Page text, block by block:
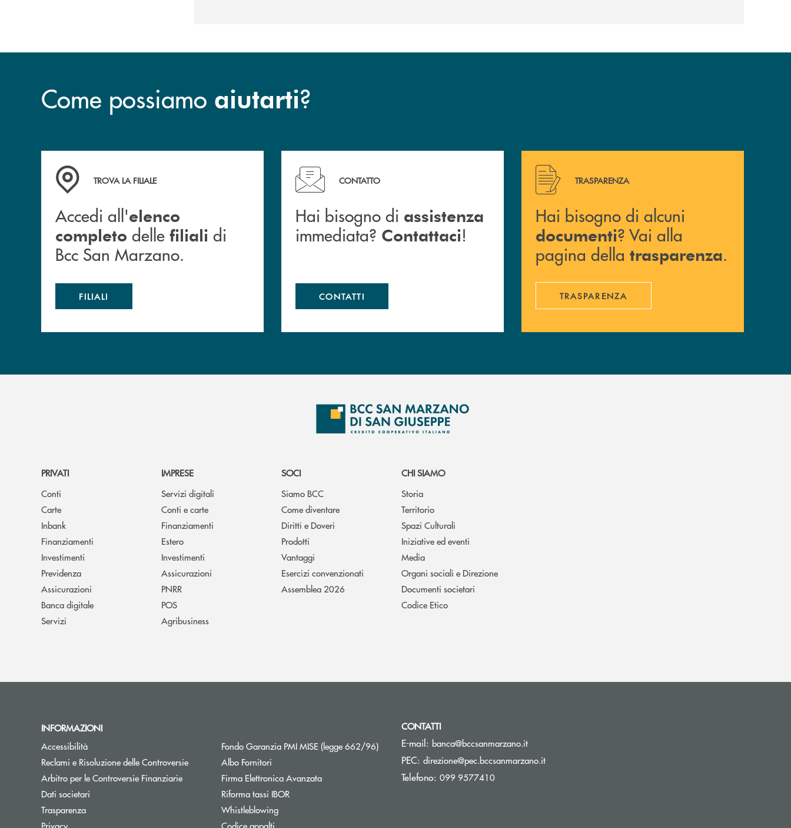
Come possiamo aiutarti?
Accedi all' elenco completo delle filiali di Bcc San Marzano.
TROVA LA FILIALE
Accedi all'elenco
completo delle filiali di
Bcc San Marzano.
FILIALI
Hai bisogno di assistenza immediata? Contattaci !
CONTATTO
Hai bisogno di assistenza
immediata? Contattaci!
CONTATTI
Hai bisogno di alcuni documenti ? Vai alla pagina della
TRASPARENZA
Hai bisogno di alcuni
documenti? Vai alla
pagina della trasparenza.
TRASPARENZA
PRIVATI
Conti
Carte
Inbank
Finanziamenti
Investimenti
Previdenza
Assicurazioni
Banca digitale
Servizi
IMPRESE
Servizi digitali
Conti e carte
Finanziamenti
Estero
Investimenti
Assicurazioni
PNRR
POS
Agribusiness
SOCI
Siamo BCC
Come diventare
Diritti e Doveri
Prodotti
Vantaggi
Esercizi convenzionati
Assemblea 2026
CHI SIAMO
Storia
Territorio
Spazi Culturali
Iniziative ed eventi
Media
Organi sociali e Direzione
Documenti societari
Codice Etico
INFORMAZIONI
Accessibilità
Reclami e Risoluzione delle Controversie
Arbitro per le Controversie Finanziarie
Dati societari
Trasparenza
Privacy
Fondo Garanzia PMI MISE (legge 662/96)Apre una nuova finestra
Albo Fornitori
Firma Elettronica Avanzata
Riforma tassi IBOR
Whistleblowing
Codice appalti
CONTATTI
E-mail: banca@bccsanmarzano.it(si apre l’app di posta elettronica)
PEC: direzione@pec.bccsanmarzano.it(si apre l’app di posta elettronica)
Telefono: 099 9577410